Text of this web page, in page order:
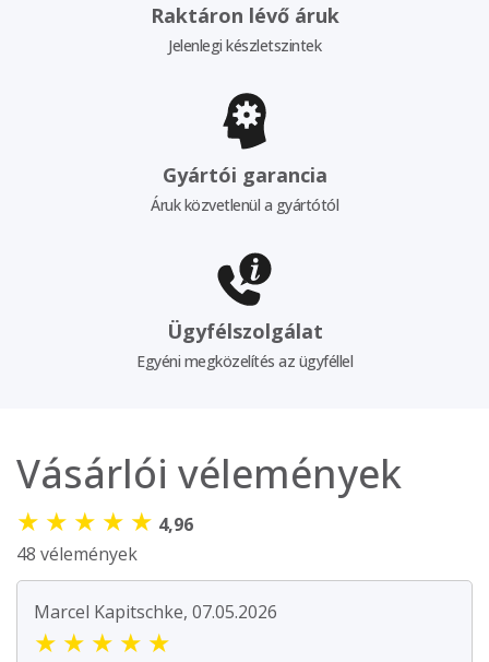
Raktáron lévő áruk
Jelenlegi készletszintek
Gyártói garancia
Áruk közvetlenül a gyártótól
Ügyfélszolgálat
Egyéni megközelítés az ügyféllel
Vásárlói vélemények
★ ★ ★ ★ ★ 4,96
48 vélemények
Marcel Kapitschke, 07.05.2026
★ ★ ★ ★ ★